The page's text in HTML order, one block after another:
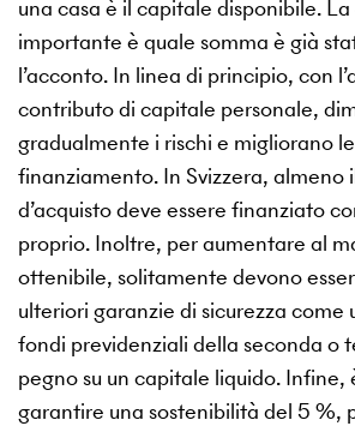
una casa è il capitale disponibile.
importante è quale somma è già
l’acconto. In linea di principio, con
contributo di capitale personale,
gradualmente i rischi e migliorano
finanziamento. In Svizzera, almeno
d’acquisto deve essere finanziato
proprio. Inoltre, per aumentare al
ottenibile, solitamente devono
ulteriori garanzie di sicurezza come
fondi previdenziali della seconda o
pegno su un capitale liquido. Infine,
garantire una sostenibilità del 5 %,